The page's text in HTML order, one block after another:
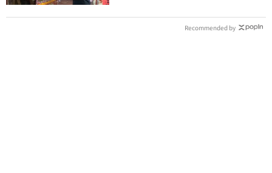
Recommended by